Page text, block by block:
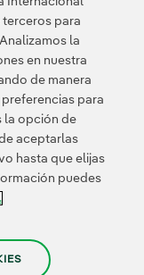
terceros para
la
en nuestra
de manera
para
la opción de
aceptarlas
hasta que elijas
puedes